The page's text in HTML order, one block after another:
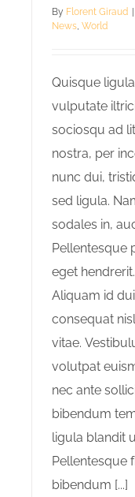
By Florent Giraud
News, World
Quisque
vulputate
sociosqu ad
nostra, per
nunc dui,
sed ligula.
sodales in,
Pellentesque
eget
Aliquam id
consequat
vitae.
volutpat
nec ante
bibendum
ligula blandit
Pellentesque
bibendum [...]